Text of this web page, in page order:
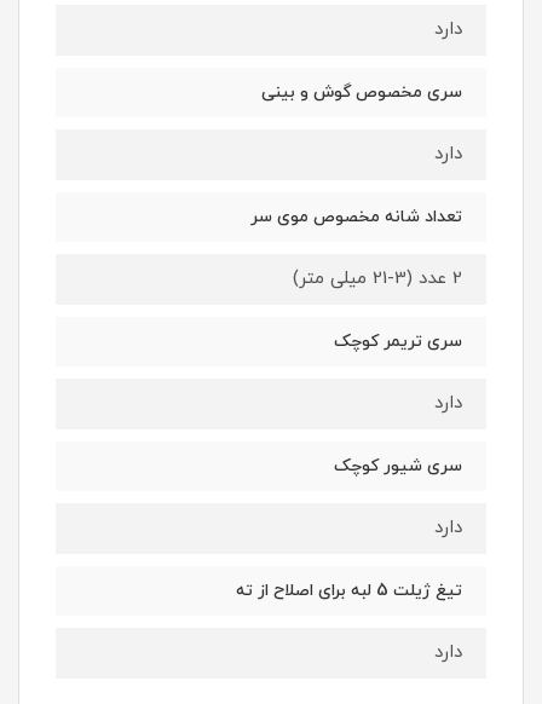
دارد
سری مخصوص گوش و بینی
دارد
تعداد شانه مخصوص موی سر
2 عدد (3-21 میلی متر)
سری تریمر کوچک
دارد
سری شیور کوچک
دارد
تیغ ژیلت 5 لبه برای اصلاح از ته
دارد